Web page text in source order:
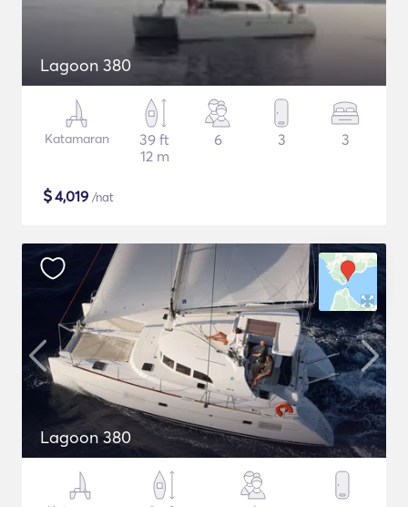
Lagoon 380
Katamaran
39 ft
12 m
6 3 3
$4,019 /nat
Lagoon 380